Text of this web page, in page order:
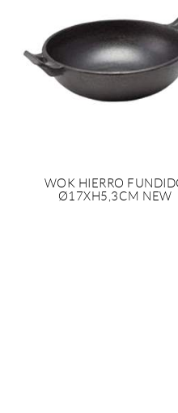
WOK HIERRO
Ø17XH5,3CM NEW